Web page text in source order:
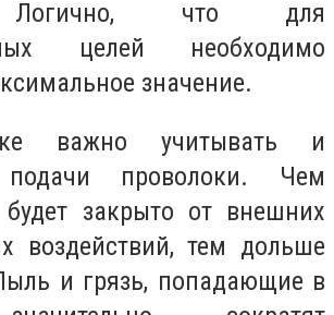
что для
целей необходимо
значение.
важно учитывать и
подачи проволоки. Чем
закрыто от внешних
воздействий, тем дольше
и грязь, попадающие в